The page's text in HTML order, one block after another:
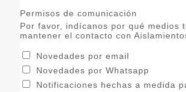
Permisos de comunicación
Por favor, indícanos por qué medios
mantener el contacto con
Novedades por email
Novedades por Whatsapp
Notificaciones hechas a medida